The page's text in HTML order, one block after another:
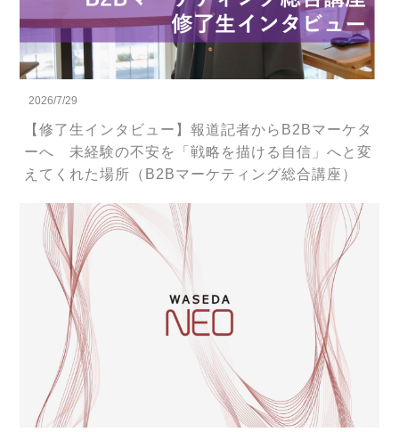
2026/7/29
【修了生インタビュー】報道記者からB2Bマーケタ
ーへ 未経験の不安を「戦略を描ける自信」へと変
えてくれた場所（B2Bマーケティング総合講座）